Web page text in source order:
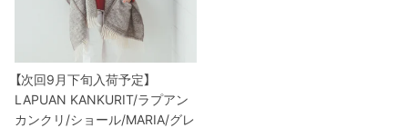
【次回9月下旬入荷予定】
LAPUAN KANKURIT/ラプアン
カンクリ/ショール/MARIA/グレ